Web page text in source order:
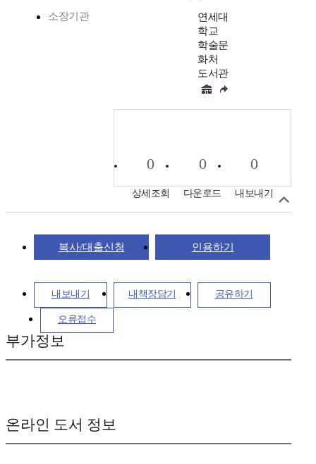
소장기관
연세대
학교
학술문
화처
도서관
0
상세조회
0
다운로드
0
내보내기
복사/대출신청 인용하기
내보내기 내책장담기 공유하기
오류접수
부가정보
온라인 도서 정보